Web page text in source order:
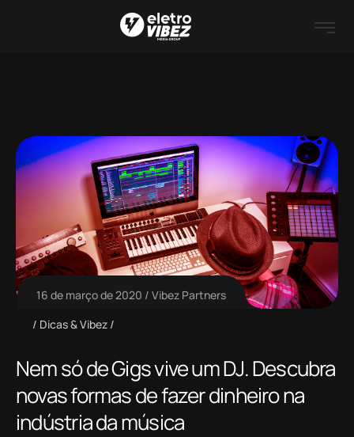
16 de março de 2020
Vibez Partners
Dicas & Vibez
Nem só de Gigs vive um DJ. Descubra
novas formas de fazer dinheiro na
indústria da música